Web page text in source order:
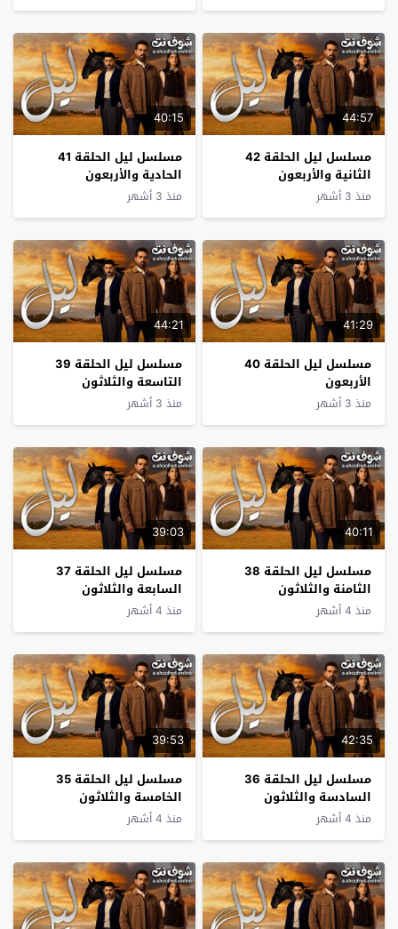
44:57
مسلسل ليل الحلقة 42
الثانية والأربعون
منذ 3 أشهر
40:15
مسلسل ليل الحلقة 41
الحادية والأربعون
منذ 3 أشهر
41:29
مسلسل ليل الحلقة 40
الأربعون
منذ 3 أشهر
44:21
مسلسل ليل الحلقة 39
التاسعة والثلاثون
منذ 3 أشهر
40:11
مسلسل ليل الحلقة 38
الثامنة والثلاثون
منذ 4 أشهر
39:03
مسلسل ليل الحلقة 37
السابعة والثلاثون
منذ 4 أشهر
42:35
مسلسل ليل الحلقة 36
السادسة والثلاثون
منذ 4 أشهر
39:53
مسلسل ليل الحلقة 35
الخامسة والثلاثون
منذ 4 أشهر